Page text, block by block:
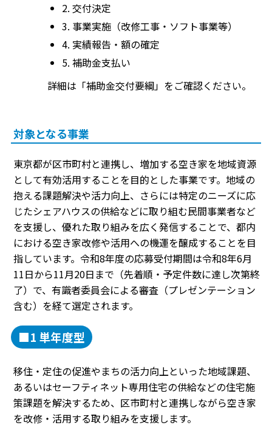
2. 交付決定
3. 事業実施（改修工事・ソフト事業等）
4. 実績報告・額の確定
5. 補助金支払い
詳細は「補助金交付要綱」をご確認ください。
対象となる事業
東京都が区市町村と連携し、増加する空き家を地域資源
として有効活用することを目的とした事業です。地域の
抱える課題解決や活力向上、さらには特定のニーズに応
じたシェアハウスの供給などに取り組む民間事業者など
を支援し、優れた取り組みを広く発信することで、都内
における空き家改修や活用への機運を醸成することを目
指しています。令和8年度の応募受付期間は令和8年6月
11日から11月20日まで（先着順・予定件数に達し次第終
了）で、有識者委員会による審査（プレゼンテーション
含む）を経て選定されます。
■1 単年度型
移住・定住の促進やまちの活力向上といった地域課題、
あるいはセーフティネット専用住宅の供給などの住宅施
策課題を解決するため、区市町村と連携しながら空き家
を改修・活用する取り組みを支援します。